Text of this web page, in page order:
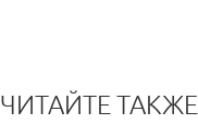
ЧИТАЙТЕ ТАКЖЕ